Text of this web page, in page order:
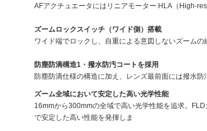
AFアクチュエータにはリニアモーター HLA（High-
ズームロックスイッチ（ワイド側）搭載
ワイド端でロックし、自重による意図しないズーム
防塵防滴構造1・撥水防汚コートを採用
防塵防滴仕様の構造に加え、レンズ最前面には撥水
ズーム全域において安定した高い光学性能
16mmから300mmの全域で高い光学性能を追求。
で安定した高い性能を発揮しま